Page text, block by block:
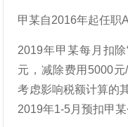
甲某自2016年起任职
2019年甲某每月扣
元，减除费用5000
考虑影响税额计算的
2019年1-5月预扣甲某